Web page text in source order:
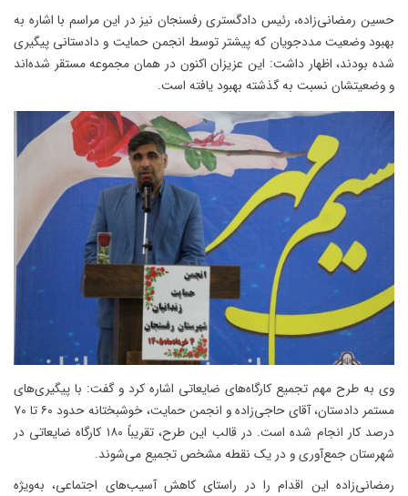
حسین رمضانی‌زاده، رئیس دادگستری رفسنجان نیز در این مراسم با اشاره به
بهبود وضعیت مددجویان که پیشتر توسط انجمن حمایت و دادستانی پیگیری
شده بودند، اظهار داشت: این عزیزان اکنون در همان مجموعه مستقر شده‌اند
و وضعیتشان نسبت به گذشته بهبود یافته است.
وی به طرح مهم تجمیع کارگاه‌های ضایعاتی اشاره کرد و گفت: با پیگیری‌های
مستمر دادستان، آقای حاجی‌زاده و انجمن حمایت، خوشبختانه حدود ۶۰ تا ۷۰
درصد کار انجام شده است. در قالب این طرح، تقریباً ۱۸۰ کارگاه ضایعاتی در
شهرستان جمع‌آوری و در یک نقطه مشخص تجمیع می‌شوند.
رمضانی‌زاده این اقدام را در راستای کاهش آسیب‌های اجتماعی، به‌ویژه